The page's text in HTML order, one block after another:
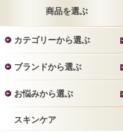
商品を選ぶ
カテゴリーから選ぶ
ブランドから選ぶ
お悩みから選ぶ
スキンケア